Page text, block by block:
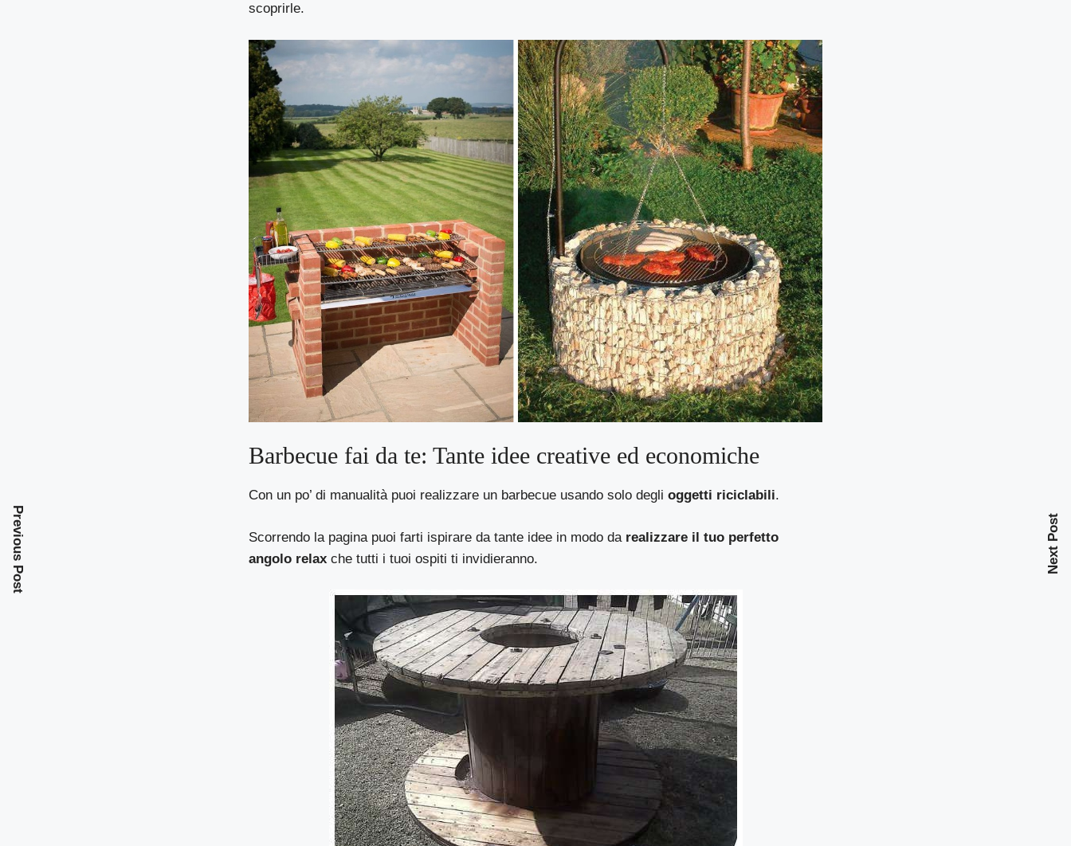
scoprirle.
Barbecue fai da te: Tante idee creative ed economiche
Con un po’ di manualità puoi realizzare un barbecue usando solo deglioggetti riciclabili.
Scorrendo la pagina puoi farti ispirare da tante idee in modo da realizzare il tuo perfetto
angolo relax che tutti i tuoi ospiti ti invidieranno.
Previous Post Next Post